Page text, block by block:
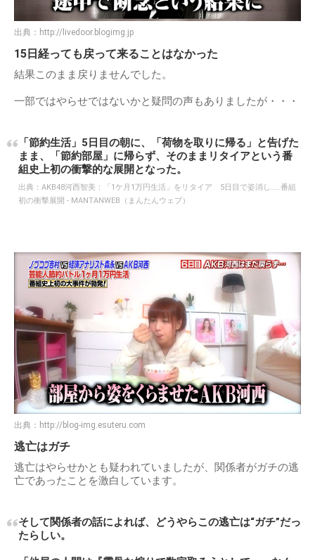
出典： http://livedoor.blogimg.jp
15日経っても戻って来ることはなかった
結果このまま戻りませんでした。
一部ではやらせではないかと疑問の声もありましたが・・・
「節約生活」5日目の朝に、「荷物を取りに帰る」と告げた
まま、「節約部屋」に帰らず、そのままリタイアという番
組史上初の衝撃的な展開となった。
出典： AKB48河西智美：「1ケ月1万円生活」をリタイア 5日目で姿消し……番組
初の衝撃展開 - MANTANWEB（まんたんウェブ）
出典： http://blog-img.esuteru.com
逃亡はガチ
逃亡はやらせかとも疑われていましたが、関係者がガチの逃
亡であったことを激白しています。
そして関係者の話によれば、どうやらこの逃亡は“ガチ”だっ
たらしい。